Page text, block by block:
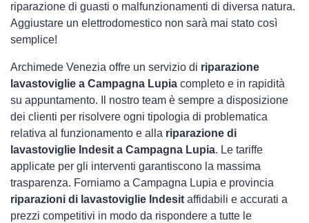
riparazione di guasti o malfunzionamenti di diversa natura.
Aggiustare un elettrodomestico non sarà mai stato così
semplice!
Archimede Venezia offre un servizio di riparazione
lavastoviglie a Campagna Lupia completo e in rapidità
su appuntamento. Il nostro team è sempre a disposizione
dei clienti per risolvere ogni tipologia di problematica
relativa al funzionamento e alla riparazione di
lavastoviglie Indesit a Campagna Lupia. Le tariffe
applicate per gli interventi garantiscono la massima
trasparenza. Forniamo a Campagna Lupia e provincia
riparazioni di lavastoviglie Indesit affidabili e accurati a
prezzi competitivi in modo da rispondere a tutte le